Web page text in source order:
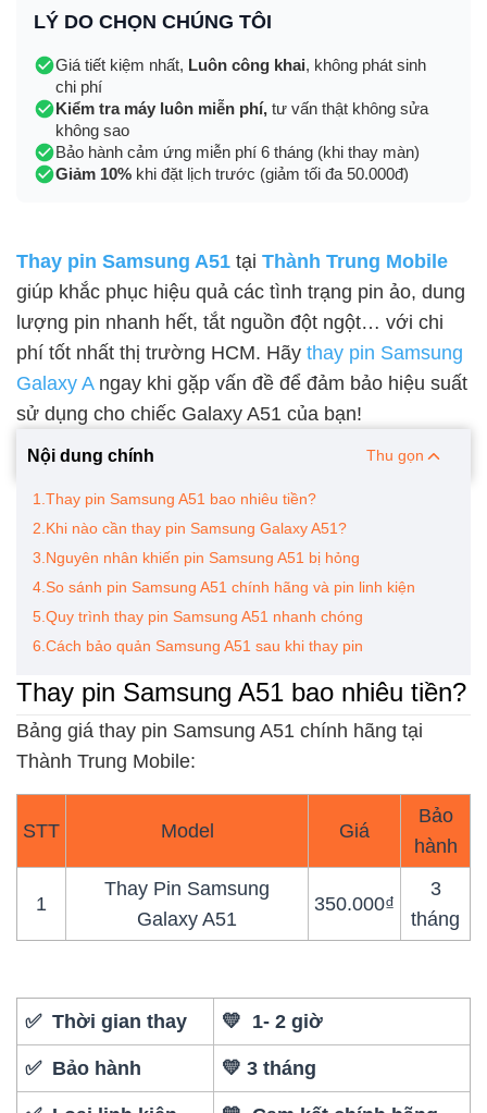
LÝ DO CHỌN CHÚNG TÔI
Giá tiết kiệm nhất, Luôn công khai, không phát sinh
chi phí
Kiểm tra máy luôn miễn phí, tư vấn thật không sửa
không sao
Bảo hành cảm ứng miễn phí 6 tháng (khi thay màn)
Giảm 10% khi đặt lịch trước (giảm tối đa 50.000đ)
Thay pin Samsung A51 tại Thành Trung Mobile
giúp khắc phục hiệu quả các tình trạng pin ảo, dung
lượng pin nhanh hết, tắt nguồn đột ngột… với chi
phí tốt nhất thị trường HCM. Hãy thay pin Samsung
Galaxy Angay khi gặp vấn đề để đảm bảo hiệu suất
sử dụng cho chiếc Galaxy A51 của bạn!
Nội dung chính Thu gọn
1.Thay pin Samsung A51 bao nhiêu tiền?
2.Khi nào cần thay pin Samsung Galaxy A51?
3.Nguyên nhân khiến pin Samsung A51 bị hỏng
4.So sánh pin Samsung A51 chính hãng và pin linh kiện
5.Quy trình thay pin Samsung A51 nhanh chóng
6.Cách bảo quản Samsung A51 sau khi thay pin
Thay pin Samsung A51 bao nhiêu tiền?
Bảng giá thay pin Samsung A51 chính hãng tại
Thành Trung Mobile:
STT Model Giá
Bảo
hành
1
Thay Pin Samsung
Galaxy A51
350.000₫
3
tháng
✅ Thời gian thay 💛 1- 2 giờ
✅ Bảo hành 💛 3 tháng